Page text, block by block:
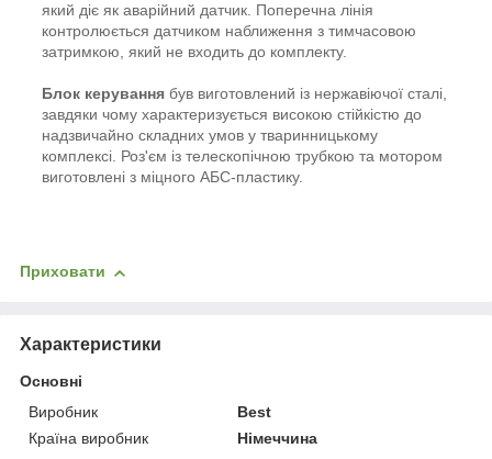
який діє як аварійний датчик. Поперечна лінія
контролюється датчиком наближення з тимчасовою
затримкою, який не входить до комплекту.
Блок керування був виготовлений із нержавіючої сталі,
завдяки чому характеризується високою стійкістю до
надзвичайно складних умов у тваринницькому
комплексі. Роз'єм із телескопічною трубкою та мотором
виготовлені з міцного АБС-пластику.
Приховати
Характеристики
Основні
Виробник
Best
Країна виробник
Німеччина